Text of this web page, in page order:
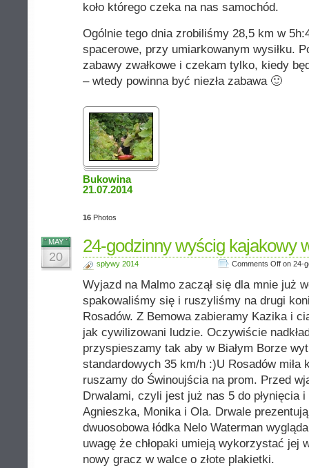
koło którego czeka na nas samochód.
Ogólnie tego dnia zrobiliśmy 28,5 km w
spacerowe, przy umiarkowanym wysiłku.
zabawy zwałkowe i czekam tylko, kiedy
– wtedy powinna być niezła zabawa 🙂
Bukowina
21.07.2014
16 Photos
MAY
20
24-godzinny wyścig kajakowy
spływy 2014 Comments Off on 24-
Wyjazd na Malmo zaczął się dla mnie już
spakowaliśmy się i ruszyliśmy na drugi
Rosadów. Z Bemowa zabieramy Kazika i
jak cywilizowani ludzie. Oczywiście
przyspieszamy tak aby w Białym Borze
standardowych 35 km/h :)U Rosadów miła
ruszamy do Świnoujścia na prom. Przed
Drwalami, czyli jest już nas 5 do płynięcia
Agnieszka, Monika i Ola. Drwale
dwuosobowa łódka Nelo Waterman
uwagę że chłopaki umieją wykorzystać jej
nowy gracz w walce o złote plakietki.